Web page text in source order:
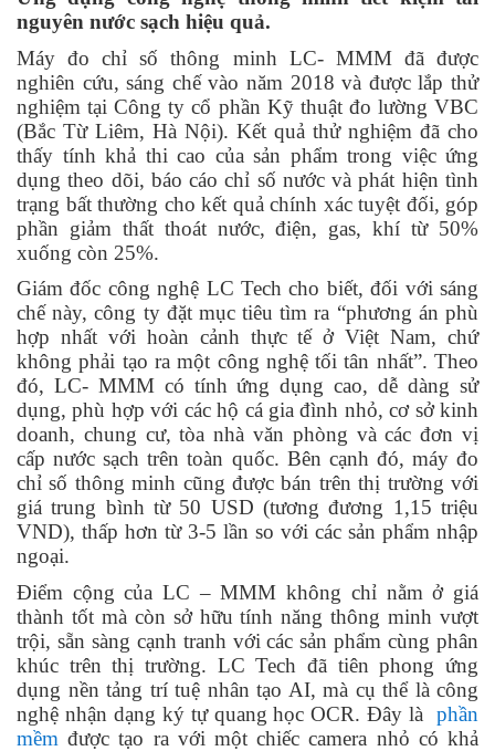
nguyên nước sạch hiệu quả.
Máy đo chỉ số thông minh LC- MMM đã được
nghiên cứu, sáng chế vào năm 2018 và được lắp thử
nghiệm tại Công ty cổ phần Kỹ thuật đo lường VBC
(Bắc Từ Liêm, Hà Nội). Kết quả thử nghiệm đã cho
thấy tính khả thi cao của sản phẩm trong việc ứng
dụng theo dõi, báo cáo chỉ số nước và phát hiện tình
trạng bất thường cho kết quả chính xác tuyệt đối, góp
phần giảm thất thoát nước, điện, gas, khí từ 50%
xuống còn 25%.
Giám đốc công nghệ LC Tech cho biết, đối với sáng
chế này, công ty đặt mục tiêu tìm ra “phương án phù
hợp nhất với hoàn cảnh thực tế ở Việt Nam, chứ
không phải tạo ra một công nghệ tối tân nhất”. Theo
đó, LC- MMM có tính ứng dụng cao, dễ dàng sử
dụng, phù hợp với các hộ cá gia đình nhỏ, cơ sở kinh
doanh, chung cư, tòa nhà văn phòng và các đơn vị
cấp nước sạch trên toàn quốc. Bên cạnh đó, máy đo
chỉ số thông minh cũng được bán trên thị trường với
giá trung bình từ 50 USD (tương đương 1,15 triệu
VND), thấp hơn từ 3-5 lần so với các sản phẩm nhập
ngoại.
Điểm cộng của LC – MMM không chỉ nằm ở giá
thành tốt mà còn sở hữu tính năng thông minh vượt
trội, sẵn sàng cạnh tranh với các sản phẩm cùng phân
khúc trên thị trường. LC Tech đã tiên phong ứng
dụng nền tảng trí tuệ nhân tạo AI, mà cụ thể là công
nghệ nhận dạng ký tự quang học OCR. Đây là phần
mềm được tạo ra với một chiếc camera nhỏ có khả